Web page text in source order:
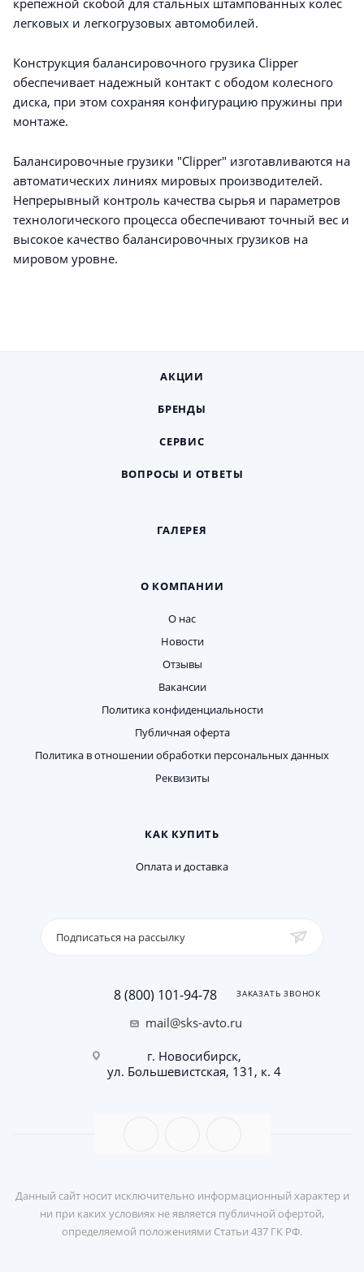
крепежной скобой для стальных штампованных колес
легковых и легкогрузовых автомобилей.
Конструкция балансировочного грузика Clipper
обеспечивает надежный контакт с ободом колесного
диска, при этом сохраняя конфигурацию пружины при
монтаже.
Балансировочные грузики "Clipper" изготавливаются на
автоматических линиях мировых производителей.
Непрерывный контроль качества сырья и параметров
технологического процесса обеспечивают точный вес и
высокое качество балансировочных грузиков на
мировом уровне.
АКЦИИ
БРЕНДЫ
СЕРВИС
ВОПРОСЫ И ОТВЕТЫ
ГАЛЕРЕЯ
О КОМПАНИИ
О нас
Новости
Отзывы
Вакансии
Политика конфиденциальности
Публичная оферта
Политика в отношении обработки персональных данных
Реквизиты
КАК КУПИТЬ
Оплата и доставка
Подписаться на рассылку
8 (800) 101-94-78 ЗАКАЗАТЬ ЗВОНОК
mail@sks-avto.ru
г. Новосибирск,
ул. Большевистская, 131, к. 4
Данный сайт носит исключительно информационный характер и
ни при каких условиях не является публичной офертой,
определяемой положениями Статьи 437 ГК РФ.